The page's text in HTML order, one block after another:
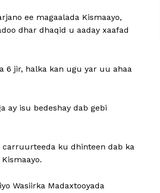
ee magaalada Kismaayo,
dhar dhaqid u aaday xaafad
6 jir, halka kan ugu yar uu ahaa
ay isu bedeshay dab gebi
carruurteeda ku dhinteen dab ka
Wasiirka Madaxtooyada